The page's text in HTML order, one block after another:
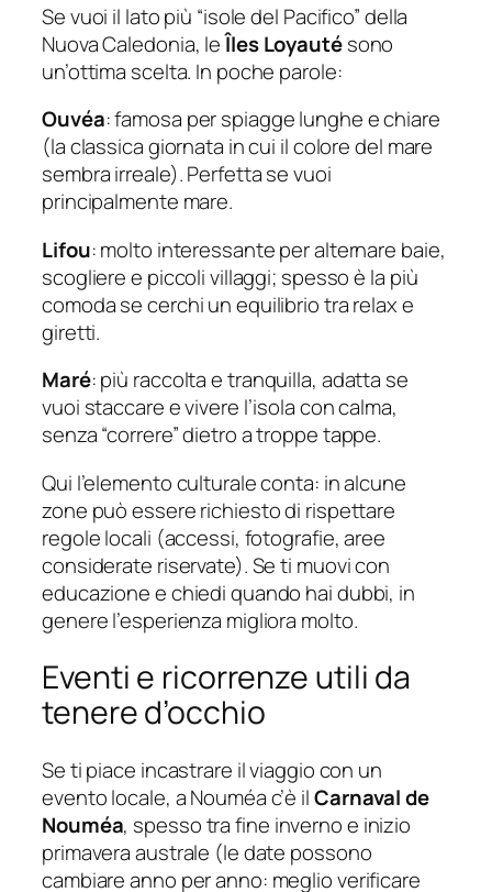
Se vuoi il lato più “isole del Pacifico” della
Nuova Caledonia, leÎles Loyautésono
un’ottima scelta. In poche parole:
Ouvéa: famosa per spiagge lunghe e chiare
(la classica giornata in cui il colore del mare
sembra irreale). Perfetta se vuoi
principalmente mare.
Lifou: molto interessante per alternare baie,
scogliere e piccoli villaggi; spesso è la più
comoda se cerchi un equilibrio tra relax e
giretti.
Maré: più raccolta e tranquilla, adatta se
vuoi staccare e vivere l’isola con calma,
senza “correre” dietro a troppe tappe.
Qui l’elemento culturale conta: in alcune
zone può essere richiesto di rispettare
regole locali (accessi, fotografie, aree
considerate riservate). Se ti muovi con
educazione e chiedi quando hai dubbi, in
genere l’esperienza migliora molto.
Eventi e ricorrenze utili da
tenere d’occhio
Se ti piace incastrare il viaggio con un
evento locale, a Nouméa c’è ilCarnaval de
Nouméa, spesso tra fine inverno e inizio
primavera australe (le date possono
cambiare anno per anno: meglio verificare